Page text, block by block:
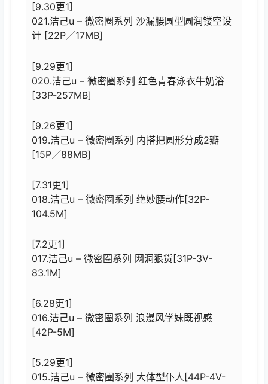
[9.30更1]
021.洁己u – 微密圈系列 沙漏腰圆型圆润镂空设
计 [22P／17MB]
[9.29更1]
020.洁己u – 微密圈系列 红色青春泳衣牛奶浴
[33P-257MB]
[9.26更1]
019.洁己u – 微密圈系列 内搭把圆形分成2瓣
[15P／88MB]
[7.31更1]
018.洁己u – 微密圈系列 绝妙腰动作[32P-
104.5M]
[7.2更1]
017.洁己u – 微密圈系列 网洞狠货[31P-3V-
83.1M]
[6.28更1]
016.洁己u – 微密圈系列 浪漫风学妹既视感
[42P-5M]
[5.29更1]
015.洁己u – 微密圈系列 大体型仆人[44P-4V-